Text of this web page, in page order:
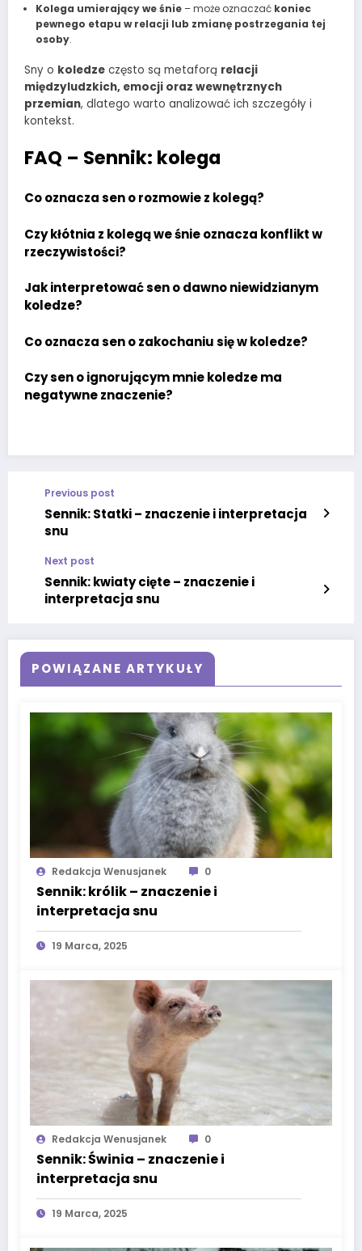
Kolega umierający we śnie– może oznaczać koniec
pewnego etapu w relacji lub zmianę postrzegania tej
osoby.
Sny o koledze często są metaforą relacji
międzyludzkich, emocji oraz wewnętrznych
przemian, dlatego warto analizować ich szczegóły i
kontekst.
FAQ – Sennik: kolega
Co oznacza sen o rozmowie z kolegą?
Czy kłótnia z kolegą we śnie oznacza konflikt w
rzeczywistości?
Jak interpretować sen o dawno niewidzianym
koledze?
Co oznacza sen o zakochaniu się w koledze?
Czy sen o ignorującym mnie koledze ma
negatywne znaczenie?
Previous post
Sennik: Statki – znaczenie i interpretacja
snu
Next post
Sennik: kwiaty cięte – znaczenie i
interpretacja snu
POWIĄZANE ARTYKUŁY
Redakcja Wenusjanek 0
Sennik: królik – znaczenie i
interpretacja snu
19 Marca, 2025
Redakcja Wenusjanek 0
Sennik: Świnia – znaczenie i
interpretacja snu
19 Marca, 2025